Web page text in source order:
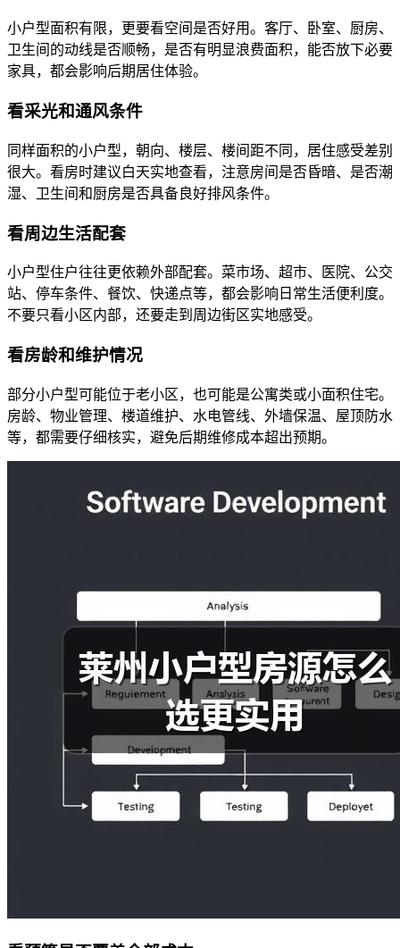
小户型面积有限，更要看空间是否好用。客厅、卧室、厨房、
卫生间的动线是否顺畅，是否有明显浪费面积，能否放下必要
家具，都会影响后期居住体验。
看采光和通风条件
同样面积的小户型，朝向、楼层、楼间距不同，居住感受差别
很大。看房时建议白天实地查看，注意房间是否昏暗、是否潮
湿、卫生间和厨房是否具备良好排风条件。
看周边生活配套
小户型住户往往更依赖外部配套。菜市场、超市、医院、公交
站、停车条件、餐饮、快递点等，都会影响日常生活便利度。
不要只看小区内部，还要走到周边街区实地感受。
看房龄和维护情况
部分小户型可能位于老小区，也可能是公寓类或小面积住宅。
房龄、物业管理、楼道维护、水电管线、外墙保温、屋顶防水
等，都需要仔细核实，避免后期维修成本超出预期。